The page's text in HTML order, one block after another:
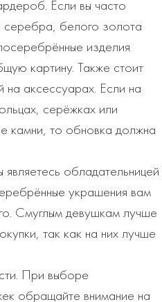
Если вы часто
серебра, белого золота
изделия
картину. Также стоит
на аксессуарах. Если на
серёжках или
камни, то обновка должна
обладательницей
украшения вам
Смуглым девушкам лучше
так как на них лучше
При выборе
обращайте внимание на